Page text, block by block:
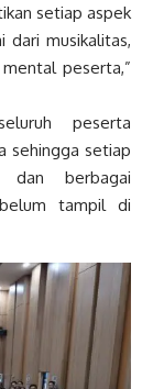
setiap aspek
dari musikalitas,
peserta,”
peserta
sehingga setiap
dan berbagai
tampil di